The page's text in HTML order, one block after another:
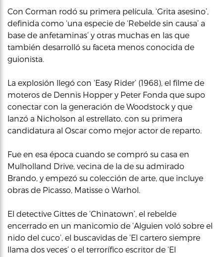
Con Corman rodó su primera película, ‘Grita asesino’,
definida como ‘una especie de ‘Rebelde sin causa’ a
base de anfetaminas’ y otras muchas en las que
también desarrolló su faceta menos conocida de
guionista.
La explosión llegó con ‘Easy Rider’ (1968), el filme de
moteros de Dennis Hopper y Peter Fonda que supo
conectar con la generación de Woodstock y que
lanzó a Nicholson al estrellato, con su primera
candidatura al Oscar como mejor actor de reparto.
Fue en esa época cuando se compró su casa en
Mulholland Drive, vecina de la de su admirado
Brando, y empezó su colección de arte, que incluye
obras de Picasso, Matisse o Warhol.
El detective Gittes de ‘Chinatown’, el rebelde
encerrado en un manicomio de ‘Alguien voló sobre el
nido del cuco’, el buscavidas de ‘El cartero siempre
llama dos veces’ o el terrorífico escritor de ‘El